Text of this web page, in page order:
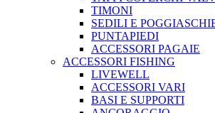
TIMONI
SEDILI E
PUNTAPIEDI
ACCESSORI PAGAIE
ACCESSORI FISHING
LIVEWELL
ACCESSORI VARI
BASI E SUPPORTI